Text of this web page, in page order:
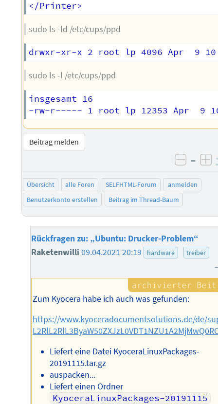
sudo ls -ld /etc/cups/ppd
sudo ls -l /etc/cups/ppd
insgesamt 16
Beitrag melden
–
Übersicht alle Foren SELFHTML-Forum
anmelden
Benutzerkonto erstellen
Beitrag im Thread-Baum
Rückfragen zu: „Ubuntu: Drucker-Problem“
Raketenwilli09.04.2021 20:19 hardware treiber
Zum Kyocera habe ich auch was gefunden:
https://www.kyoceradocumentsolutions.de/de/
Liefert eine Datei KyoceraLinuxPackages-
20191115.tar.gz
auspacken...
Liefert einen Ordner
KyoceraLinuxPackages-20191115